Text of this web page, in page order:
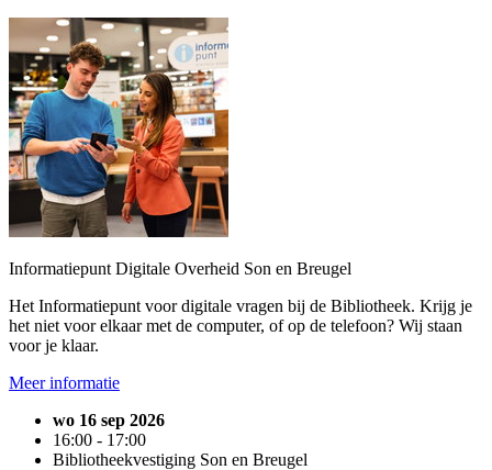
Informatiepunt Digitale Overheid Son en Breugel
Het Informatiepunt voor digitale vragen bij de Bibliotheek. Krijg je
het niet voor elkaar met de computer, of op de telefoon? Wij staan
voor je klaar.
Meer informatie
wo 16 sep 2026
16:00 - 17:00
Bibliotheekvestiging Son en Breugel